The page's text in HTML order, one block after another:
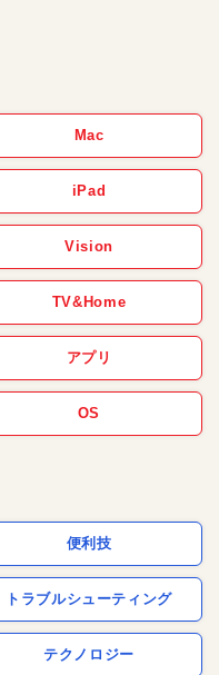
Mac
iPad
Vision
TV&Home
アプリ
OS
便利技
トラブルシューティング
テクノロジー